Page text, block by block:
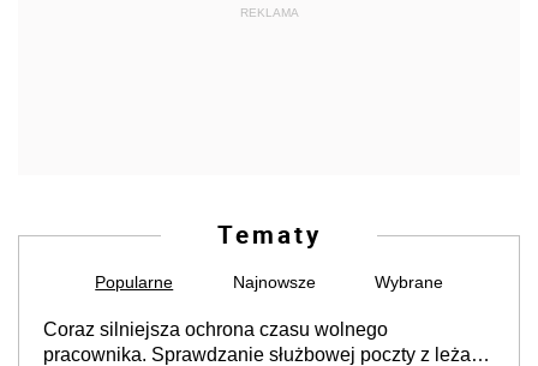
REKLAMA
Tematy
Popularne Najnowsze Wybrane
Coraz silniejsza ochrona czasu wolnego
pracownika. Sprawdzanie służbowej poczty z leżaka